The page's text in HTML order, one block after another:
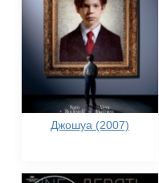
Джошуа (2007)